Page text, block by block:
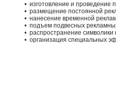
• изготовление и проведение
• размещение постоянной
• нанесение временной
• подъем подвесных
• распространение
• организация специальных